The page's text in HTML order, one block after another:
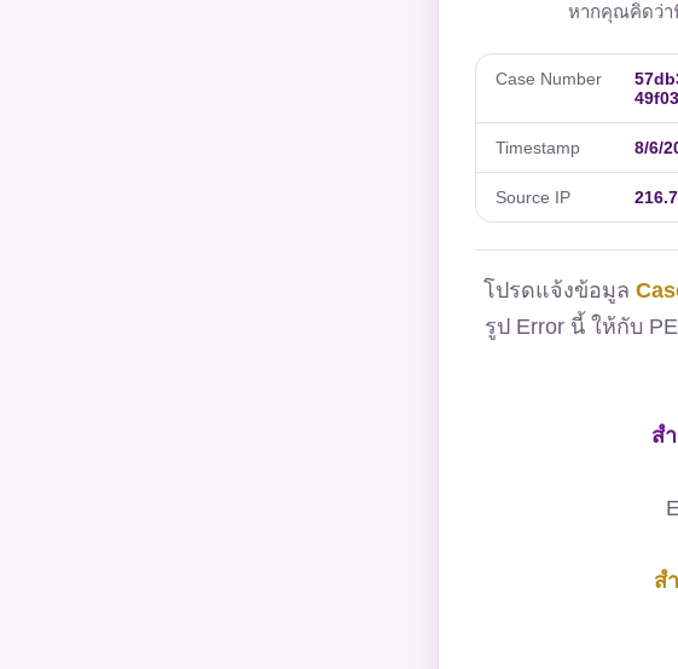
หากคุณคิดว่า
Case Number
Timestamp 8/6/
Source IP
โปรดแจ้งข้อมูล
รูป Error นี้ ให้กับ
ส
ส